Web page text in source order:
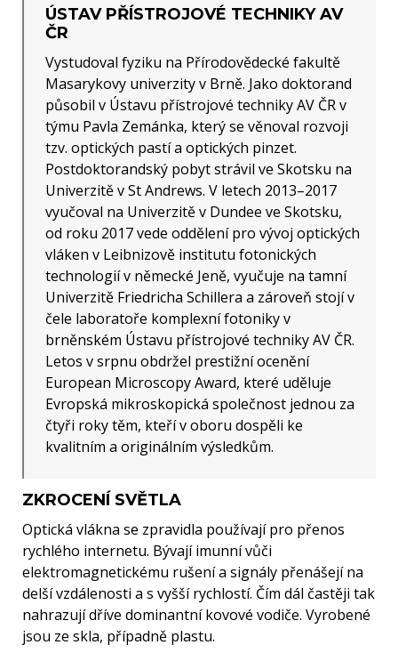
ÚSTAV PŘÍSTROJOVÉ TECHNIKY AV
ČR
Vystudoval fyziku na Přírodovědecké fakultě
Masarykovy univerzity v Brně. Jako doktorand
působil v Ústavu přístrojové techniky AV ČR v
týmu Pavla Zemánka, který se věnoval rozvoji
tzv. optických pastí a optických pinzet.
Postdoktorandský pobyt strávil ve Skotsku na
Univerzitě v St Andrews. V letech 2013–2017
vyučoval na Univerzitě v Dundee ve Skotsku,
od roku 2017 vede oddělení pro vývoj optických
vláken v Leibnizově institutu fotonických
technologií v německé Jeně, vyučuje na tamní
Univerzitě Friedricha Schillera a zároveň stojí v
čele laboratoře komplexní fotoniky v
brněnském Ústavu přístrojové techniky AV ČR.
Letos v srpnu obdržel prestižní ocenění
European Microscopy Award, které uděluje
Evropská mikroskopická společnost jednou za
čtyři roky těm, kteří v oboru dospěli ke
kvalitním a originálním výsledkům.
ZKROCENÍ SVĚTLA
Optická vlákna se zpravidla používají pro přenos
rychlého internetu. Bývají imunní vůči
elektromagnetickému rušení a signály přenášejí na
delší vzdálenosti a s vyšší rychlostí. Čím dál častěji tak
nahrazují dříve dominantní kovové vodiče. Vyrobené
jsou ze skla, případně plastu.